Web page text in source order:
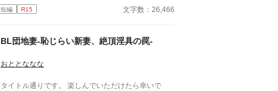
面で歓迎されるどころか冷たく突き放されてしまう。
『必要最低限関わるな』 『愛人を作るな』 『男遊び
済する条件を言われたラキは、学園で令息たちとの交
流を満喫中。 褒め上手なラキの周りには可愛い令息
が集まり、推し活状態に。 一方、ディートリヒだけ
が嫉妬で胃を痛める日々。 ラキへの恋心を隠し続け
短編 R15 文字数：26,466
BL団地妻-恥じらい新妻、絶頂淫具の罠-
おととななな
タイトル通りです。 楽しんでいただけたら幸いで